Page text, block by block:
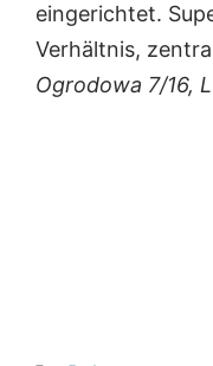
eingerichtet.
Verhältnis,
Ogrodowa 7/16,